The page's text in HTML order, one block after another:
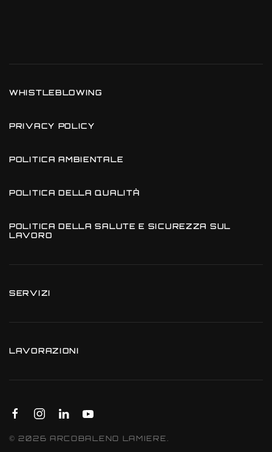
WHISTLEBLOWING
PRIVACY POLICY
POLITICA AMBIENTALE
POLITICA DELLA QUALITÀ
POLITICA DELLA SALUTE E SICUREZZA SUL
LAVORO
SERVIZI
LAVORAZIONI
©2026 ARCOBALENO LAMIERE.